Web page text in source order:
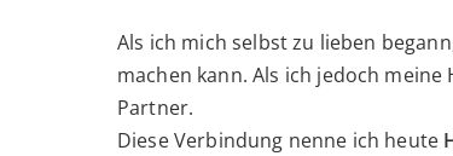
Als ich mich selbst zu lieben
machen kann. Als ich jedoch
Partner.
Diese Verbindung nenne ich heute